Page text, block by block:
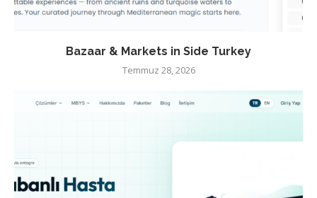
Bazaar & Markets in Side Turkey
Temmuz 28, 2026